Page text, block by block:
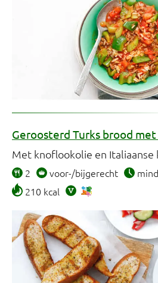
Geroosterd Turks brood
Met knoflookolie en Italiaanse
2 voor-/bijgerecht
210 kcal